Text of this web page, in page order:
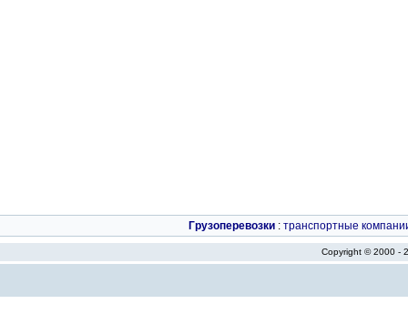
Грузоперевозки : транспортные
Copyright © 2000 -